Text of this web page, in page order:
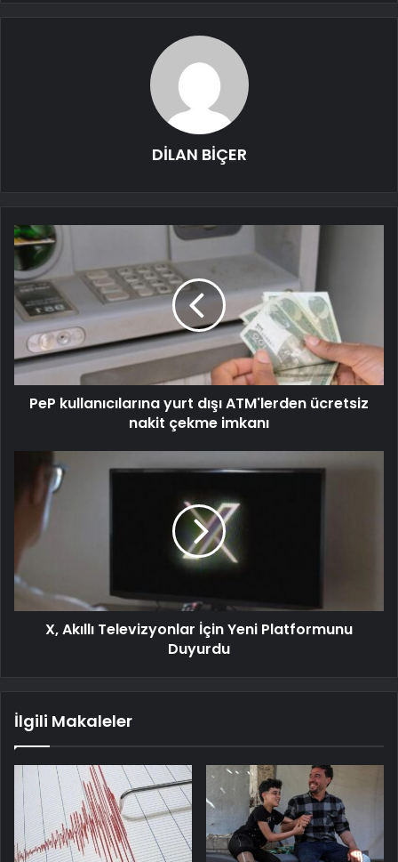
DİLAN BİÇER
PeP kullanıcılarına yurt dışı ATM'lerden ücretsiz
nakit çekme imkanı
X, Akıllı Televizyonlar İçin Yeni Platformunu
Duyurdu
İlgili Makaleler